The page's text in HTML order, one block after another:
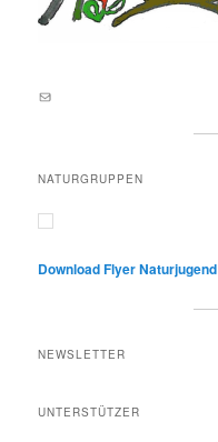
E-Mail an lernortnatur@yahoo.de
NATURGRUPPEN
Download Flyer Naturjugend
NEWSLETTER
UNTERSTÜTZER